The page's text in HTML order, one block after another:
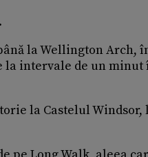
la Wellington Arch,
la intervale de un
la Castelul